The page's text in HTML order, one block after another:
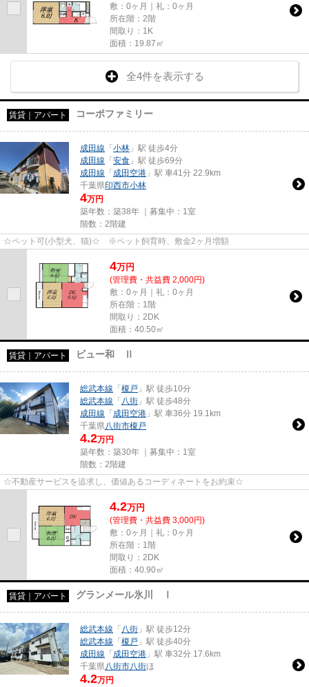
敷：0ヶ月｜礼：0ヶ月
所在階：2階
間取り：1K
面積：19.87㎡
全4件を表示する
賃貸｜アパート コーポファミリー
成田線 「小林 」駅 徒歩4分
成田線 「安食 」駅 徒歩69分
成田線 「成田空港 」駅 車41分 22.9km
千葉県印西市小林
4万円
築年数：築38年 ｜募集中： 1室
階数：2階建
☆ペット可(小型犬、猫)☆ ※ペット飼育時、敷金2ヶ月増額
4万円
(管理費・共益費 2,000円)
敷：0ヶ月｜礼：0ヶ月
所在階：1階
間取り：2DK
面積：40.50㎡
賃貸｜アパート ビュー和 Ⅱ
総武本線 「榎戸 」駅 徒歩10分
総武本線 「 八街 」駅 徒歩48分
成田線 「成田空港 」駅 車36分 19.1km
千葉県 八街市榎戸
4.2万円
築年数：築30年 ｜募集中： 1室
階数：2階建
☆不動産サービスを追求し、価値あるコーディネートをお約束☆
4.2万円
(管理費・共益費 3,000円)
敷：0ヶ月｜礼：0ヶ月
所在階：1階
間取り：2DK
面積：40.90㎡
賃貸｜アパート グランメール氷川 Ⅰ
総武本線 「 八街 」駅 徒歩12分
総武本線 「榎戸 」駅 徒歩40分
成田線 「成田空港 」駅 車32分 17.6km
千葉県 八街市八街ほ
4.2万円